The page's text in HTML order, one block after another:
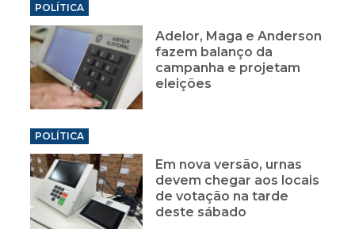
POLÍTICA
Adelor, Maga e Anderson
fazem balanço da
campanha e projetam
eleições
POLÍTICA
Em nova versão, urnas
devem chegar aos locais
de votação na tarde
deste sábado